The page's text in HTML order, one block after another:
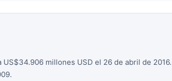
US$34.906 millones USD el 26 de abril de